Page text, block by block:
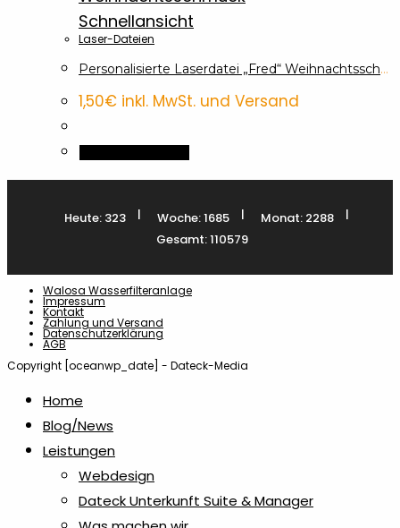
Schnellansicht
Laser-Dateien
Personalisierte Laserdatei „Fred“ Weihnachtsschmuck
1,50€ inkl. MwSt. und Versand
Heute: 323 | Woche: 1685 | Monat: 2288
|
Gesamt: 110579
Walosa Wasserfilteranlage
Impressum
Kontakt
Zahlung und Versand
Datenschutzerklärung
AGB
Copyright [oceanwp_date] - Dateck-Media
Home
Blog/News
Leistungen
Webdesign
Dateck Unterkunft Suite & Manager